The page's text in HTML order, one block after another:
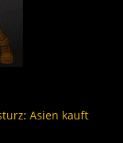
Asien kauft